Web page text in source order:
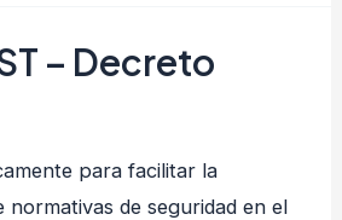
– Decreto
para facilitar la
normativas de seguridad en el